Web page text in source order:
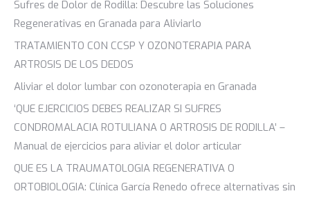
Sufres de Dolor de Rodilla: Descubre las Soluciones
Regenerativas en Granada para Aliviarlo
TRATAMIENTO CON CCSP Y OZONOTERAPIA PARA
ARTROSIS DE LOS DEDOS
Aliviar el dolor lumbar con ozonoterapia en Granada
‘QUE EJERCICIOS DEBES REALIZAR SI SUFRES
CONDROMALACIA ROTULIANA O ARTROSIS DE RODILLA’ –
Manual de ejercicios para aliviar el dolor articular
QUE ES LA TRAUMATOLOGIA REGENERATIVA O
ORTOBIOLOGIA: Clínica García Renedo ofrece alternativas sin